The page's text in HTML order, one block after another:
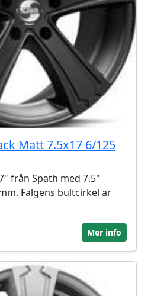
Matt 7.5x17 6/125
från Spath med 7.5"
Fälgens bultcirkel är
Mer info